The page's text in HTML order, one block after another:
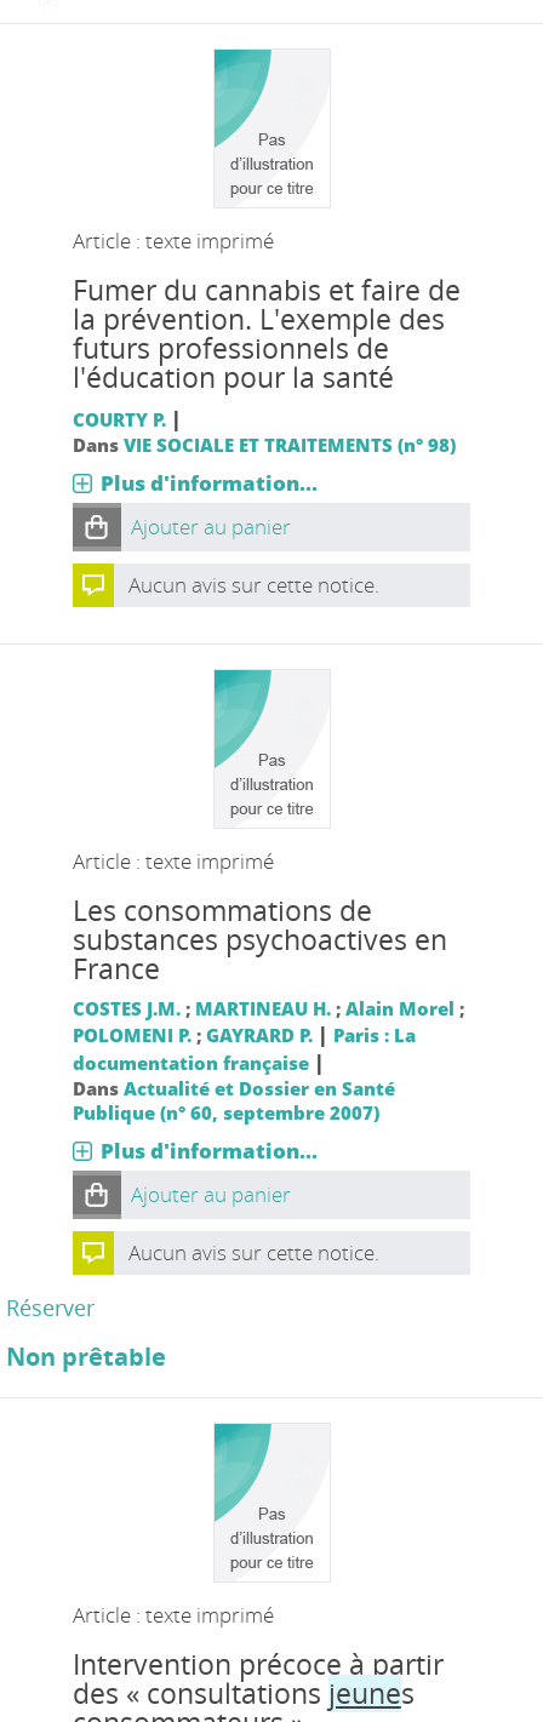
Article : texte imprimé
Fumer du cannabis et faire de
la prévention. L'exemple des
futurs professionnels de
l'éducation pour la santé
COURTY P. |
Dans VIE SOCIALE ET TRAITEMENTS (n° 98)
Plus d'information...
Ajouter au panier
Aucun avis sur cette notice.
Article : texte imprimé
Les consommations de
substances psychoactives en
France
COSTES J.M.; MARTINEAU H.; Alain Morel ;
POLOMENI P.; GAYRARD P. | Paris : La
documentation française|
Dans Actualité et Dossier en Santé
Publique (n° 60, septembre 2007)
Plus d'information...
Ajouter au panier
Aucun avis sur cette notice.
Réserver
Non prêtable
Article : texte imprimé
Intervention précoce à partir
des « consultations jeunes